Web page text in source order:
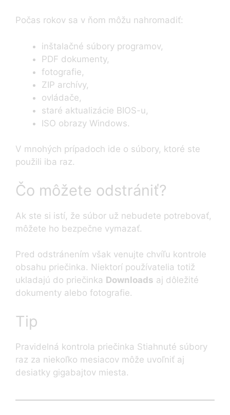
Počas rokov sa v ňom môžu nahromadiť:
inštalačné súbory programov,
PDF dokumenty,
fotografie,
ZIP archívy,
ovládače,
staré aktualizácie BIOS-u,
ISO obrazy Windows.
V mnohých prípadoch ide o súbory, ktoré ste
použili iba raz.
Čo môžete odstrániť?
Ak ste si istí, že súbor už nebudete potrebovať,
môžete ho bezpečne vymazať.
Pred odstránením však venujte chvíľu kontrole
obsahu priečinka. Niektorí používatelia totiž
ukladajú do priečinka Downloads aj dôležité
dokumenty alebo fotografie.
Tip
Pravidelná kontrola priečinka Stiahnuté súbory
raz za niekoľko mesiacov môže uvoľniť aj
desiatky gigabajtov miesta.